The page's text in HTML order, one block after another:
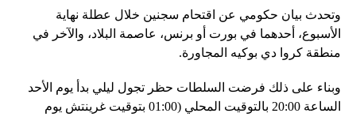
احتياطي»، لافتاً إلى أنّه «فور إنجاز عملية الانتشار هذه،
سنستعرض المسائل المتعلّقة بالاستعدادات لاستخدام الأسلحة
النووية غير الاستراتيجية».
وفي أوكرانيا، فكّكت أجهزة الأمن شبكة من العملاء التابعين
لجهاز الأمن الفدرالي الروسي «كانوا يعدّون لاغتيال الرئيس
وتحدث بيان حكومي عن اقتحام سجنين خلال عطلة نهاية
الأسبوع، أحدهما في بورت أو برنس، عاصمة البلاد، والآخر في
منطقة كروا دي بوكيه المجاورة.
وبناء على ذلك فرضت السلطات حظر تجول ليلي بدأ يوم الأحد
الساعة 20:00 بالتوقيت المحلي (01:00 بتوقيت غرينتش يوم